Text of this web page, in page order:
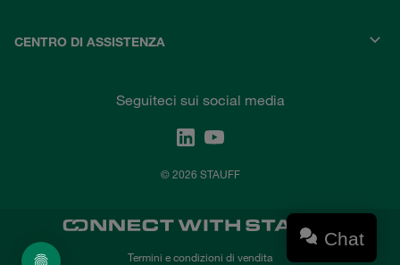
CENTRO DI ASSISTENZA
Seguiteci sui social media
© 2026 STAUFF
Termini e condizioni di vendita
Chat